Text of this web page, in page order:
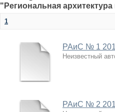
"Региональная
1
РАиС № 1
Неизвестный
РАиС № 2